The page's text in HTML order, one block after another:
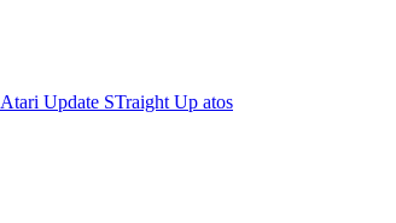
Atari Update STraight Up atos